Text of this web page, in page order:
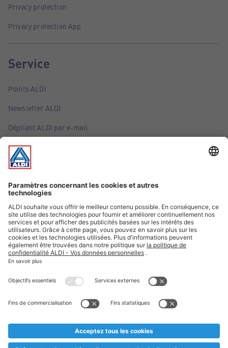
Privacy protection
Privacy protection App
Service
Points ALDI
Newsletter ALDI
Dépliant ALDI par e-mail
Offres
Infos essentielles
Suivez ALDI Belgique
Textes marqués d'un astérisque et mentions légales
* Nous vendons ces articles temporairement et jusqu'à
au cas où, malgré le planning bien étudié, nous serions
prématurément en rupture de stock. Prix Recupel et TVA incl.
** Sur ce site, l’utilisation de la forme masculine a été adoptée